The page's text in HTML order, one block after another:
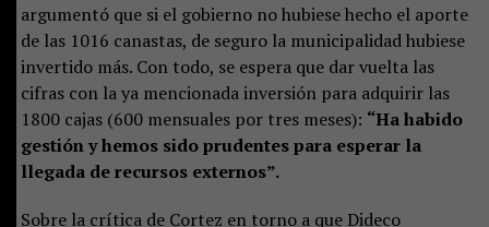
argumentó que si el gobierno no hubiese hecho el aporte
de las 1016 canastas, de seguro la municipalidad hubiese
invertido más. Con todo, se espera que dar vuelta las
cifras con la ya mencionada inversión para adquirir las
1800 cajas (600 mensuales por tres meses): “Ha habido
gestión y hemos sido prudentes para esperar la
llegada de recursos externos”.
Sobre la crítica de Cortez en torno a que Dideco